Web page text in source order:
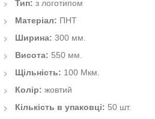
Тип: з логотипом
Матеріал: ПНТ
Ширина: 300 мм.
Висота: 550 мм.
Щільність: 100 Мкм.
Колір: жовтий
Кількість в упаковці: 50 шт.